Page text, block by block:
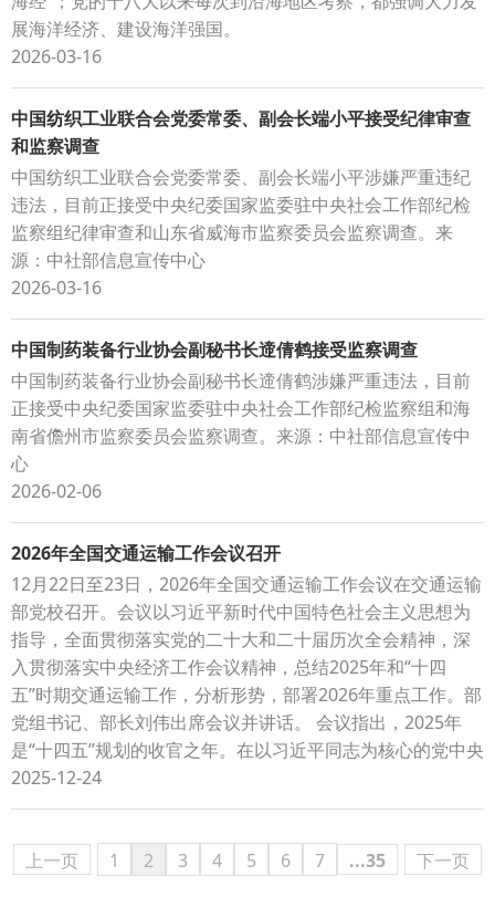
展海洋经济、建设海洋强国。
2026-03-16
中国纺织工业联合会党委常委、副会长端小平接受纪律审查
和监察调查
中国纺织工业联合会党委常委、副会长端小平涉嫌严重违纪
违法，目前正接受中央纪委国家监委驻中央社会工作部纪检
监察组纪律审查和山东省威海市监察委员会监察调查。来
源：中社部信息宣传中心
2026-03-16
中国制药装备行业协会副秘书长遆倩鹤接受监察调查
中国制药装备行业协会副秘书长遆倩鹤涉嫌严重违法，目前
正接受中央纪委国家监委驻中央社会工作部纪检监察组和海
南省儋州市监察委员会监察调查。来源：中社部信息宣传中
心
2026-02-06
2026年全国交通运输工作会议召开
12月22日至23日，2026年全国交通运输工作会议在交通运输
部党校召开。会议以习近平新时代中国特色社会主义思想为
指导，全面贯彻落实党的二十大和二十届历次全会精神，深
入贯彻落实中央经济工作会议精神，总结2025年和“十四
五”时期交通运输工作，分析形势，部署2026年重点工作。部
党组书记、部长刘伟出席会议并讲话。 会议指出，2025年
是“十四五”规划的收官之年。在以习近平同志为核心的党中央
2025-12-24
上一页 1 2 3 4 5 6 7 ...35 下一页